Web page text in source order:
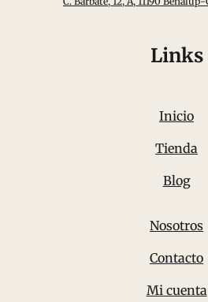
Links
Inicio
Tienda
Blog
Nosotros
Contacto
Mi cuenta